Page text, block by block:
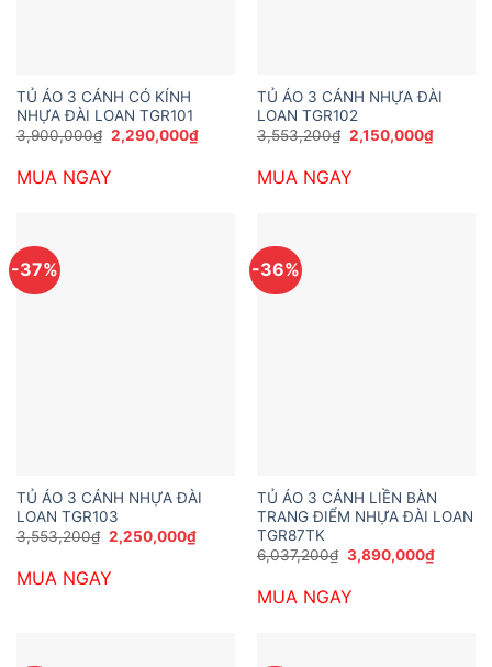
TỦ ÁO 3 CÁNH CÓ KÍNH
NHỰA ĐÀI LOAN TGR101
3,900,000₫ Giá
gốc
3,900,000₫.
2,290,000₫Giá
hiện
MUA NGAY
TỦ ÁO 3 CÁNH NHỰA ĐÀI
LOAN TGR102
3,553,200₫ Giá
gốc
3,553,200₫.
2,150,000₫Giá
hiện
MUA NGAY
-37%
TỦ ÁO 3 CÁNH NHỰA ĐÀI
LOAN TGR103
3,553,200₫ Giá
gốc
3,553,200₫.
2,250,000₫Giá
hiện
2,250,000₫.
MUA NGAY
-36%
TỦ ÁO 3 CÁNH LIỀN BÀN
TRANG ĐIỂM NHỰA ĐÀI LOAN
TGR87TK
6,037,200₫ Giá
gốc
6,037,200₫.
3,890,000₫Giá
hiện
MUA NGAY